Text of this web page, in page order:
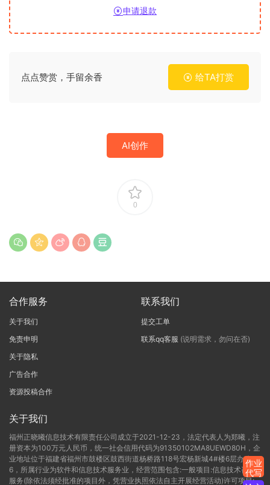
申请退款
点点赞赏，手留余香 给TA打赏
AI创作
0
合作服务
关于我们
免责申明
关于隐私
广告合作
资源投稿合作
联系我们
提交工单
联系qq客服 (说明需求，勿问在否)
关于我们
福州正晓曦信息技术有限责任公司成立于2021-12-23，法定代表人为郑曦，注
册资本为100万元人民币，统一社会信用代码为91350102MA8UEWD80H，企
业地址位于福建省福州市鼓楼区鼓西街道杨桥路118号宏杨新城4#楼6层办公C-
6，所属行业为软件和信息技术服务业，经营范围包含:一般项目:信息技术咨询
服务(除依法须经批准的项目外，凭营业执照依法自主开展经营活动)许可项目:
作业
代写